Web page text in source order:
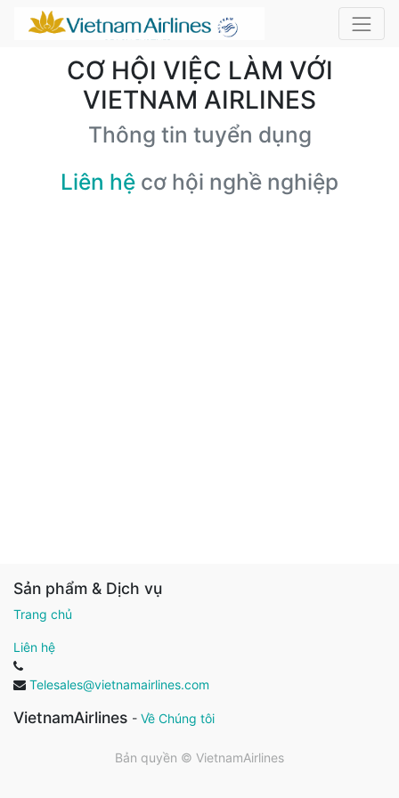
CƠ HỘI VIỆC LÀM VỚI
VIETNAM AIRLINES
Thông tin tuyển dụng
Liên hệ cơ hội nghề nghiệp
Sản phẩm & Dịch vụ
Trang chủ
Liên hệ
Telesales@vietnamairlines.com
VietnamAirlines - Về Chúng tôi
Bản quyền © VietnamAirlines